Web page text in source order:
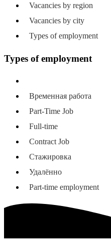
Vacancies by region
Vacancies by city
Types of employment
Types of employment
Временная работа
Part-Time Job
Full-time
Contract Job
Стажировка
Удалённо
Part-time employment